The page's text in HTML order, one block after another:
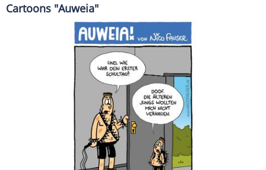
Cartoons "Auweia"